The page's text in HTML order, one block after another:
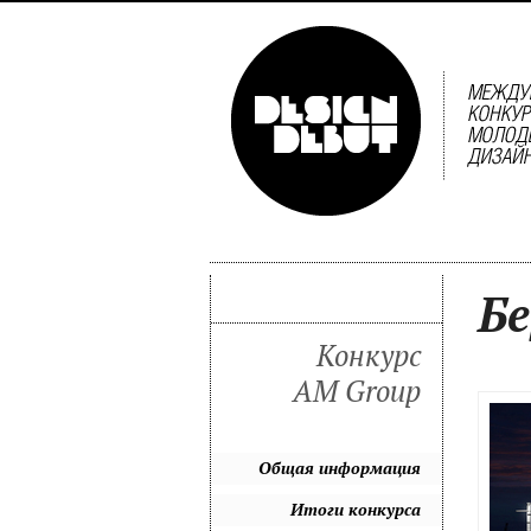
Конкурс
AM Group
Общая информация
Итоги конкурса